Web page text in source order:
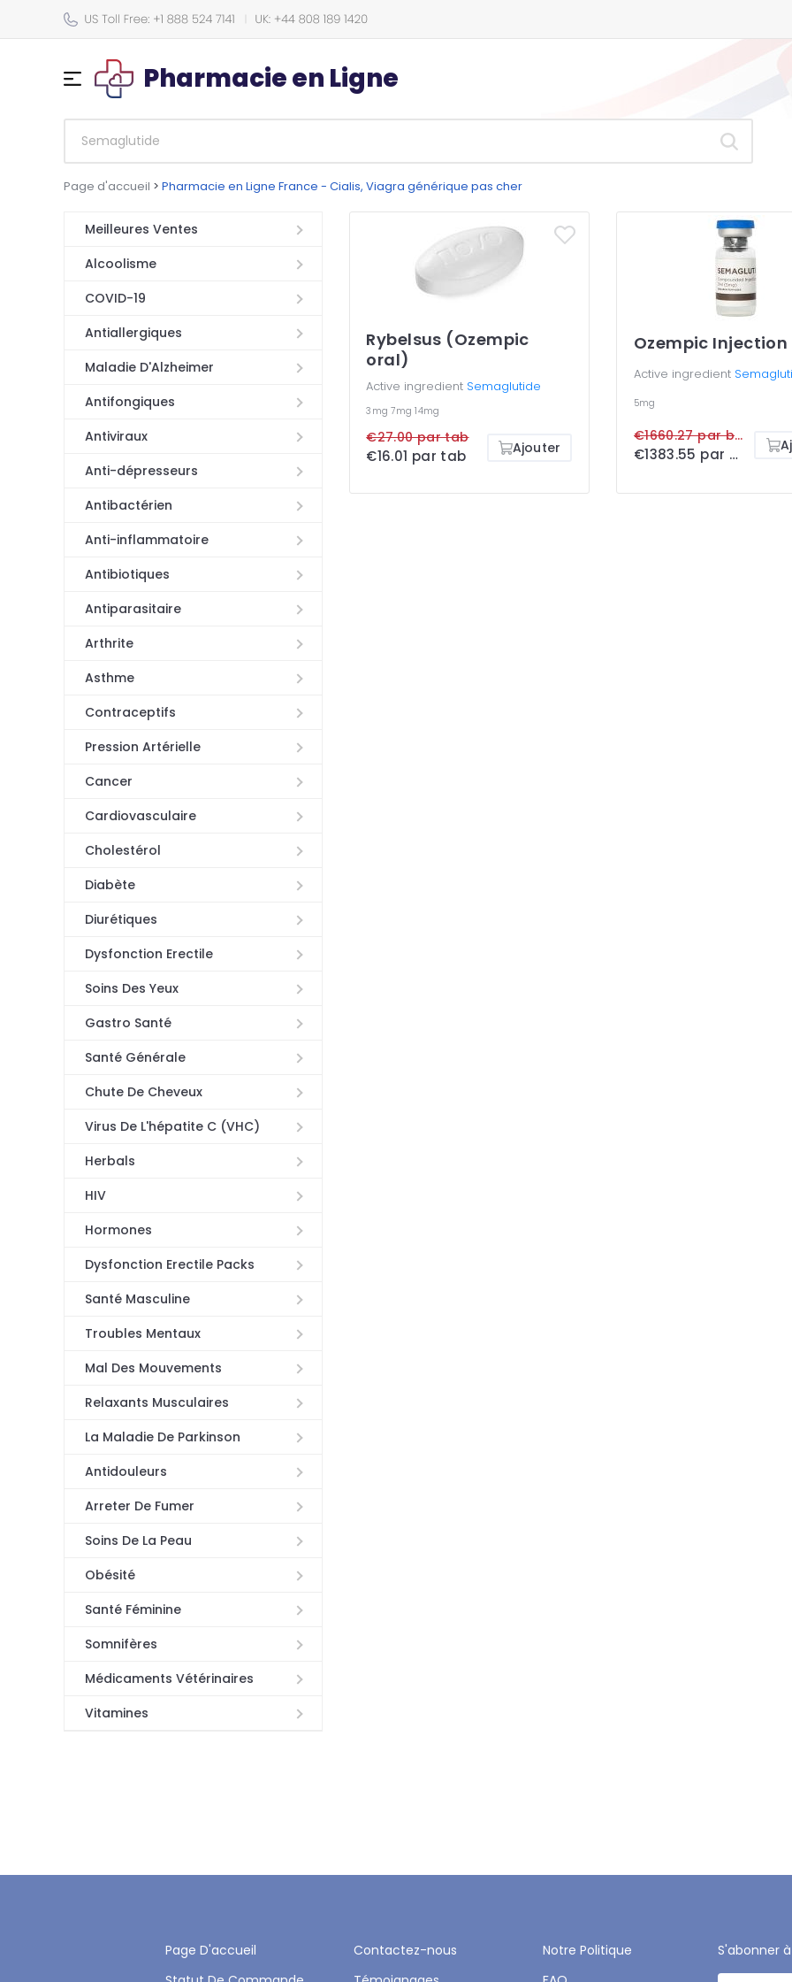
Pharmacie en Ligne
Page d'accueil > Pharmacie en Ligne France - Cialis, Viagra générique pas cher
Meilleures Ventes
Alcoolisme
COVID-19
Antiallergiques
Maladie D'Alzheimer
Antifongiques
Antiviraux
Anti-dépresseurs
Antibactérien
Anti-inflammatoire
Antibiotiques
Antiparasitaire
Arthrite
Asthme
Contraceptifs
Pression Artérielle
Cancer
Cardiovasculaire
Cholestérol
Diabète
Diurétiques
Dysfonction Erectile
Soins Des Yeux
Gastro Santé
Santé Générale
Chute De Cheveux
Virus De L'hépatite C (VHC)
Herbals
HIV
Hormones
Dysfonction Erectile Packs
Santé Masculine
Troubles Mentaux
Mal Des Mouvements
Relaxants Musculaires
La Maladie De Parkinson
Antidouleurs
Arreter De Fumer
Soins De La Peau
Obésité
Santé Féminine
Somnifères
Médicaments Vétérinaires
Vitamines
Rybelsus (Ozempic
oral)
Active ingredient Semaglutide
3mg7mg14mg
€27.00 par tab
€16.01 par tab Ajouter
Ozempic Injection
Active ingredient
5mg
€1660.27 par box
€1383.55 par box
Page D'accueil Contactez-nous
Notre Politique
S'abonner